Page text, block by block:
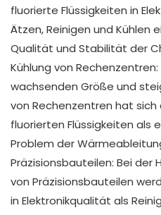
fluorierte Flüssigkeiten in
Ätzen, Reinigen und Kühlen
Qualität und Stabilität der
Kühlung von
wachsenden Größe und
von Rechenzentren hat
fluorierten Flüssigkeiten als
Problem der
Präzisionsbauteilen: Bei der
von Präzisionsbauteilen
in Elektronikqualität als